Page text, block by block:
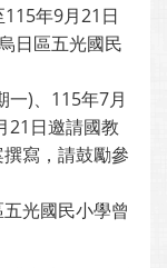
年9月21日
日區五光國民
一)、115年7月
21日邀請國教
寫，請鼓勵參
光國民小學曾